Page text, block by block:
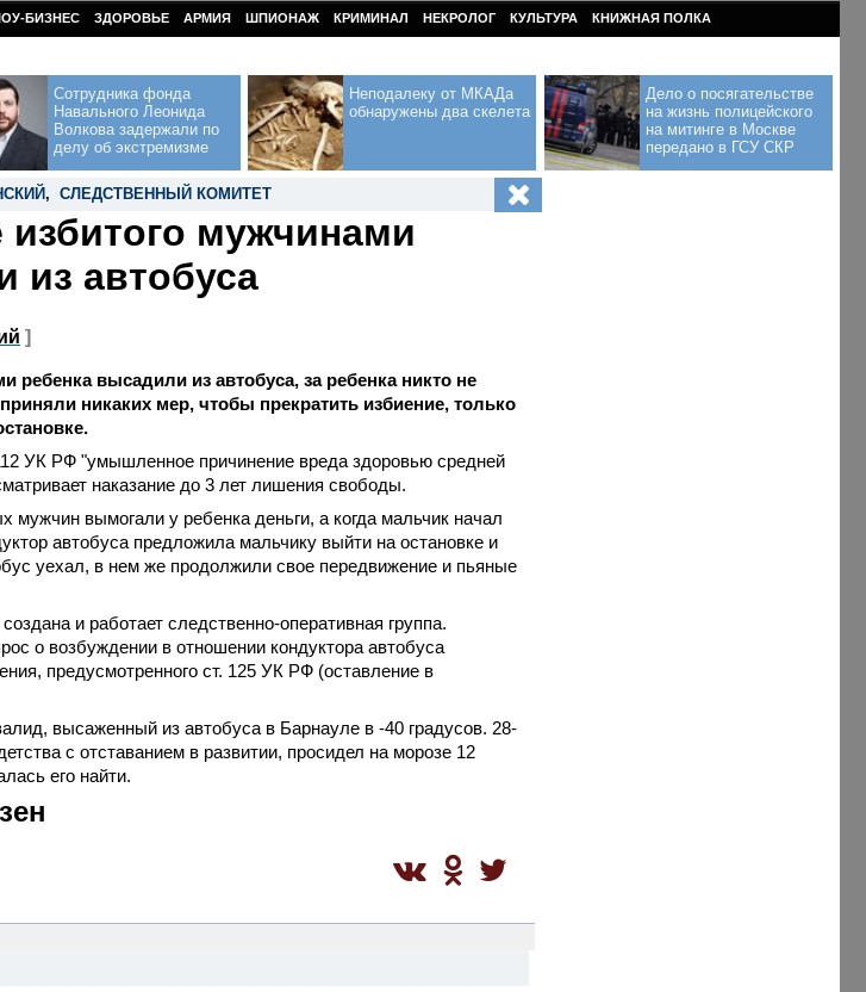
БИЗНЕС ЗДОРОВЬЕ АРМИЯ ШПИОНАЖ КРИМИНАЛ НЕКРОЛОГ КУЛЬТУРА КНИЖНАЯ ПОЛКА
Сотрудника фонда
Навального Леонида
Волкова задержали по
делу об экстремизме
Неподалеку от МКАДа
обнаружены два скелета
Дело о посягательстве
на жизнь полицейского
на митинге в Москве
передано в ГСУ СКР
, СЛЕДСТВЕННЫЙ КОМИТЕТ
мужчинами
из автобуса
]
ребенка высадили из автобуса, за ребенка никто не
никаких мер, чтобы прекратить избиение, только
УК РФ "умышленное причинение вреда здоровью средней
наказание до 3 лет лишения свободы.
вымогали у ребенка деньги, а когда мальчик начал
автобуса предложила мальчику выйти на остановке и
уехал, в нем же продолжили свое передвижение и пьяные
и работает следственно-оперативная группа.
о возбуждении в отношении кондуктора автобуса
предусмотренного ст. 125 УК РФ (оставление в
высаженный из автобуса в Барнауле в -40 градусов. 28-
с отставанием в развитии, просидел на морозе 12
его найти.